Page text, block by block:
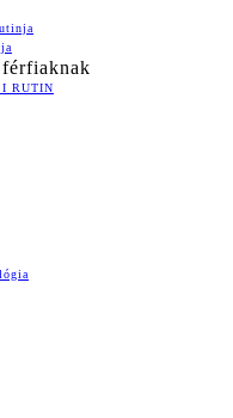
RUTIN